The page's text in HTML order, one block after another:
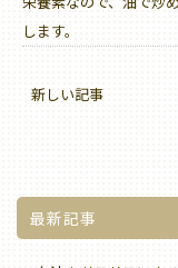
します。
新しい記事
最新記事